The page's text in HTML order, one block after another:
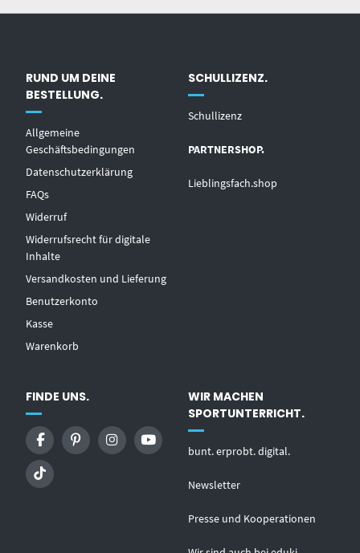
RUND UM DEINE
BESTELLUNG.
Allgemeine
Geschäftsbedingungen
Datenschutzerklärung
FAQs
Widerruf
Widerrufsrecht für digitale
Inhalte
Versandkosten und Lieferung
Benutzerkonto
Kasse
Warenkorb
SCHULLIZENZ.
Schullizenz
PARTNERSHOP.
Lieblingsfach.shop
FINDE UNS.
WIR MACHEN
SPORTUNTERRICHT.
bunt. erprobt. digital.
Newsletter
Presse und Kooperationen